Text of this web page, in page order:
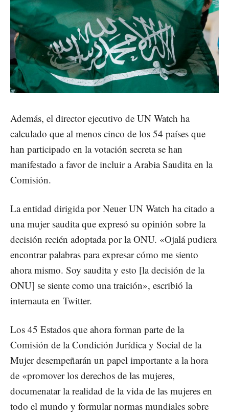
Además, el director ejecutivo de UN Watch ha
calculado que al menos cinco de los 54 países que
han participado en la votación secreta se han
manifestado a favor de incluir a Arabia Saudita en la
Comisión.
La entidad dirigida por Neuer UN Watch ha citado a
una mujer saudita que expresó su opinión sobre la
decisión recién adoptada por la ONU. «Ojalá pudiera
encontrar palabras para expresar cómo me siento
ahora mismo. Soy saudita y esto [la decisión de la
ONU] se siente como una traición», escribió la
internauta en Twitter.
Los 45 Estados que ahora forman parte de la
Comisión de la Condición Jurídica y Social de la
Mujer desempeñarán un papel importante a la hora
de «promover los derechos de las mujeres,
documenatar la realidad de la vida de las mujeres en
todo el mundo y formular normas mundiales sobre